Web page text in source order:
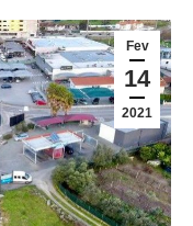
Fev
14
2021